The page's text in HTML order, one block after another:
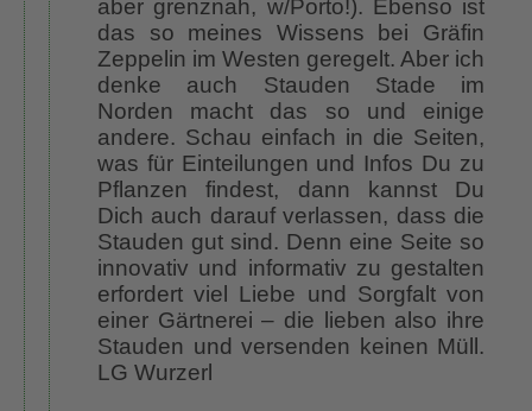
aber grenznah, w/Porto!). Ebenso ist
das so meines Wissens bei Gräfin
Zeppelin im Westen geregelt. Aber ich
denke auch Stauden Stade im
Norden macht das so und einige
andere. Schau einfach in die Seiten,
was für Einteilungen und Infos Du zu
Pflanzen findest, dann kannst Du
Dich auch darauf verlassen, dass die
Stauden gut sind. Denn eine Seite so
innovativ und informativ zu gestalten
erfordert viel Liebe und Sorgfalt von
einer Gärtnerei – die lieben also ihre
Stauden und versenden keinen Müll.
LG Wurzerl